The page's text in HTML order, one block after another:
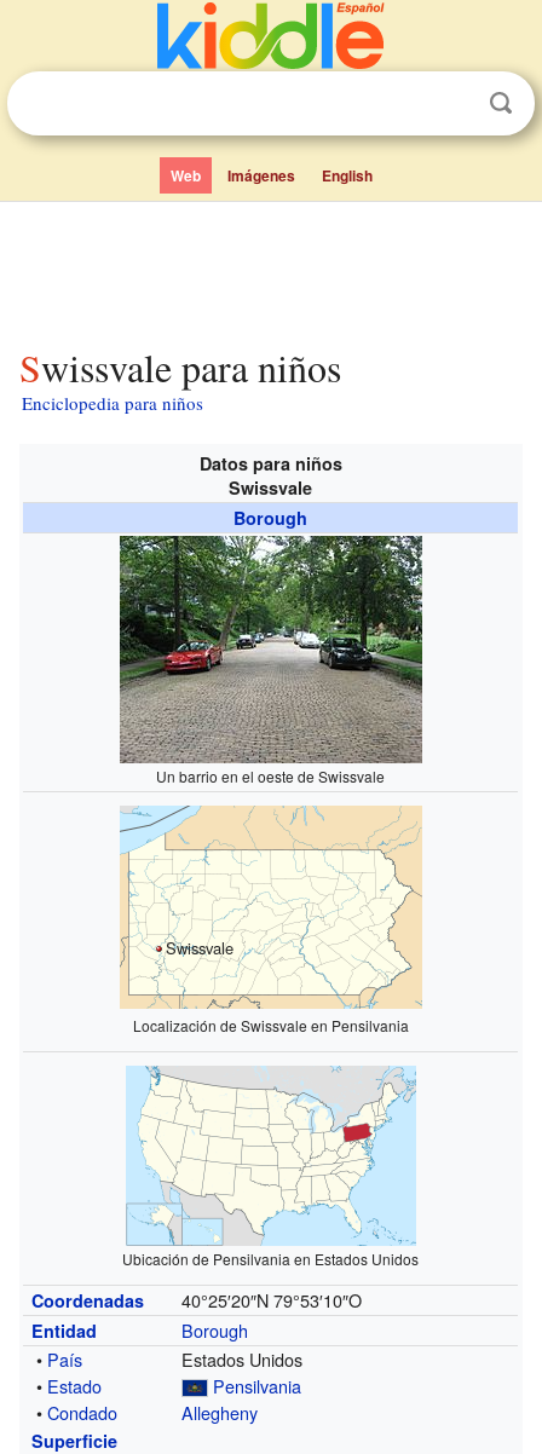
Web Imágenes English
Swissvale para niños
Enciclopedia para niños
Datos para niños
Swissvale
Borough
Un barrio en el oeste de Swissvale
Swissvale
Localización de Swissvale en Pensilvania
Ubicación de Pensilvania en Estados Unidos
Coordenadas 40°25′20″N 79°53′10″O
Entidad
Borough
• País
Estados Unidos
• Estado
Pensilvania
•Condado Allegheny
Superficie